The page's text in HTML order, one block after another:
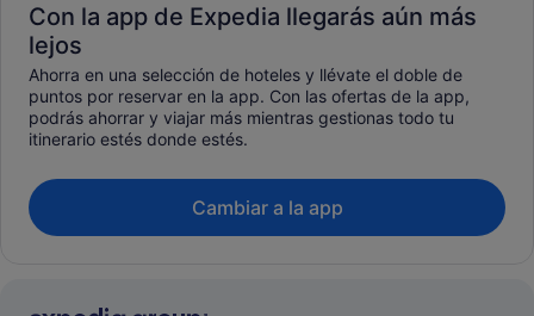
Con la app de Expedia llegarás aún más
lejos
Ahorra en una selección de hoteles y llévate el doble de
puntos por reservar en la app. Con las ofertas de la app,
podrás ahorrar y viajar más mientras gestionas todo tu
itinerario estés donde estés.
Cambiar a la app